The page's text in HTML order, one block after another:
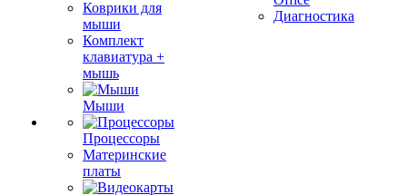
Коврики для
мыши
Комплект
клавиатура +
мышь
Мыши
Процессоры
Материнские
платы
Диагностика